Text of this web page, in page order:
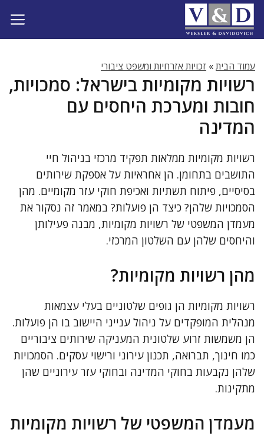
לדלג
לתוכן
עמוד הבית» זכויות אזרחיות ומשפט ציבורי
רשויות מקומיות בישראל: סמכויות,
חובות ומערכת היחסים עם
המדינה
רשויות מקומיות ממלאות תפקיד מרכזי בניהול חיי
התושבים בתחומן. הן אחראיות על אספקת שירותים
בסיסיים, פיתוח תשתיות ואכיפת חוקי עזר מקומיים. מהן
הסמכויות שלהן? כיצד הן פועלות? במאמר זה נסקור את
מעמדן המשפטי של רשויות מקומיות, מבנה פעילותן
והיחסים שלהן עם השלטון המרכזי.
מהן רשויות מקומיות?
רשויות מקומיות הן גופים שלטוניים בעלי עצמאות
מנהלית המופקדים על ניהול ענייני היישוב בו הן פועלות.
הן משמשות זרוע שלטונית המעניקה שירותים ציבוריים
כמו חינוך, תברואה, תכנון עירוני ורישוי עסקים. הסמכויות
שלהן נקבעות בחוקי המדינה ובחוקי עזר עירוניים שהן
מתקינות.
מעמדן המשפטי של רשויות מקומיות